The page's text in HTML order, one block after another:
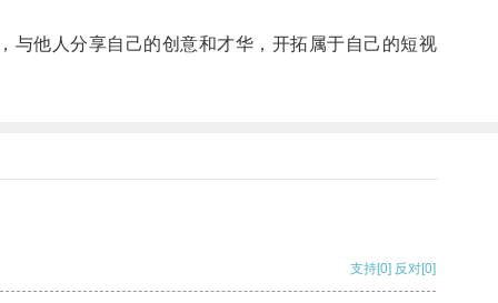
他人分享自己的创意和才华，开拓属于自己的短视
支持[0] 反对[0]